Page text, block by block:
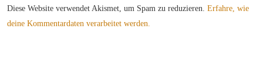
Diese Website verwendet Akismet, um Spam zu reduzieren. Erfahre, wie
deine Kommentardaten verarbeitet werden.